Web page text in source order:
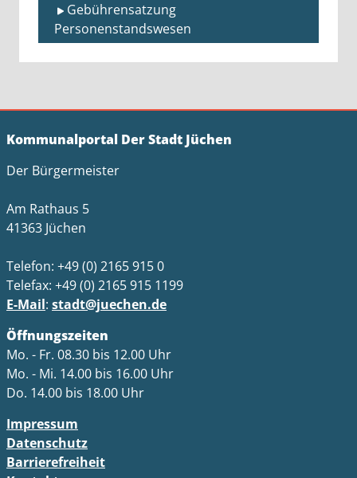
Gebührensatzung
Personenstandswesen
Kommunalportal Der Stadt Jüchen
Der Bürgermeister
Am Rathaus 5
41363 Jüchen
Telefon: +49 (0) 2165 915 0
Telefax: +49 (0) 2165 915 1199
E-Mail: stadt@juechen.de
Öffnungszeiten
Mo. - Fr. 08.30 bis 12.00 Uhr
Mo. - Mi. 14.00 bis 16.00 Uhr
Do. 14.00 bis 18.00 Uhr
Impressum
Datenschutz
Barrierefreiheit